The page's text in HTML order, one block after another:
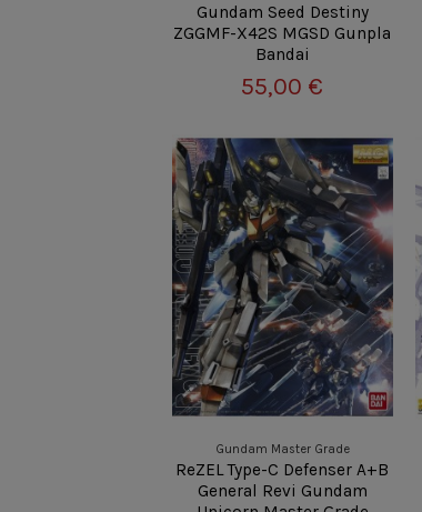
Gundam Seed Destiny
ZGGMF-X42S MGSD Gunpla
Bandai
55,00 €
Gundam Master Grade
ReZEL Type-C Defenser A+B
General Revi Gundam